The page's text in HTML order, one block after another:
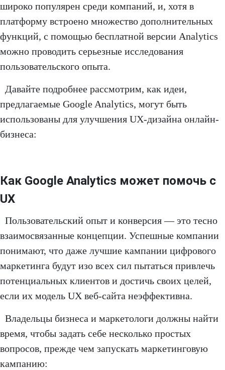
широко популярен среди компаний, и, хотя в
платформу встроено множество дополнительных
функций, с помощью бесплатной версии Analytics
можно проводить серьезные исследования
пользовательского опыта.
Давайте подробнее рассмотрим, как идеи,
предлагаемые Google Analytics, могут быть
использованы для улучшения UX-дизайна онлайн-
бизнеса:
Как Google Analytics может помочь с
UX
Пользовательский опыт и конверсия — это тесно
взаимосвязанные концепции. Успешные компании
понимают, что даже лучшие кампании цифрового
маркетинга будут изо всех сил пытаться привлечь
потенциальных клиентов и достичь своих целей,
если их модель UX веб-сайта неэффективна.
Владельцы бизнеса и маркетологи должны найти
время, чтобы задать себе несколько простых
вопросов, прежде чем запускать маркетинговую
кампанию: